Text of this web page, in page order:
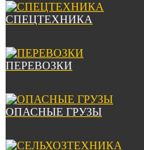
СПЕЦТЕХНИКА
ПЕРЕВОЗКИ
ОПАСНЫЕ ГРУЗЫ